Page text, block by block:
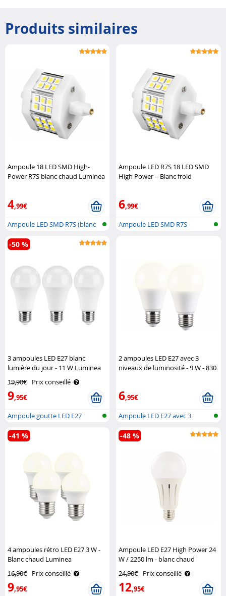
Produits similaires
Ampoule 18 LED SMD High-
Power R7S blanc chaud Luminea
4,99€
Ampoule LED SMD R7S (blanc
chaud)
Ampoule LED R7S 18 LED SMD
High Power – Blanc froid
6,99€
Ampoule LED SMD R7S
3 ampoules LED E27 blanc
lumière du jour - 11 W Luminea
19,90€ Prix conseillé
9,95€
-50 %
Ampoule goutte LED E27
(lumière du ..
2 ampoules LED E27 avec 3
niveaux de luminosité - 9 W - 830
6,95€
Ampoule LED E27 avec 3
niveaux de l..
4 ampoules rétro LED E27 3 W -
Blanc chaud Luminea
16,90€ Prix conseillé
9,95€
-41 %
Ampoule LED E27 High Power 24
W / 2250 lm - blanc chaud
24,90€ Prix conseillé
12,95€
-48 %